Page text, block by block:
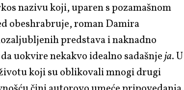
nazivu koji, uparen s pozamašnom
obeshrabruje, roman Damira
predstava i naknadno
uokvire nekakvo idealno sadašnjeja. U
koji su oblikovali mnogi drugi